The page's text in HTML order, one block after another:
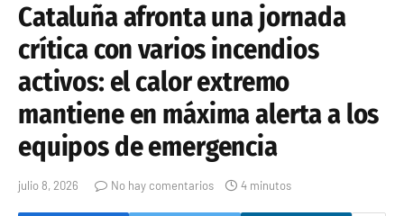
Cataluña afronta una jornada
crítica con varios incendios
activos: el calor extremo
mantiene en máxima alerta a los
equipos de emergencia
julio 8, 2026 No hay comentarios 4 minutos